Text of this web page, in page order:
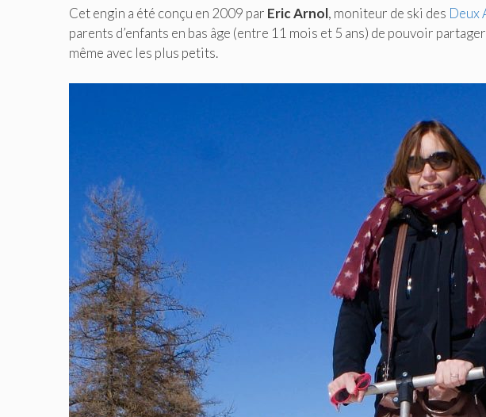
Cet engin a été conçu en 2009 par Eric Arnol, moniteur de ski des Deux
parents d’enfants en bas âge (entre 11 mois et 5 ans) de pouvoir
même avec les plus petits.